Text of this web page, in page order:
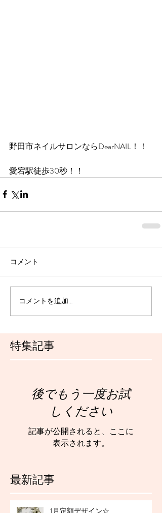
特集記事
最新記事
野田市ネイルサロンならDearNAIL！！
愛宕駅徒歩30秒！！
コメント
コメントを追加…
後でもう一度お試
しください
記事が公開されると、ここに
表示されます。
1月定額デザイン☆